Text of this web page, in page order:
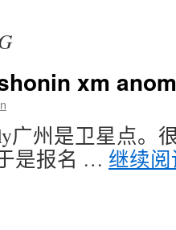
xm
广州是卫星点。
是报名 … 继续